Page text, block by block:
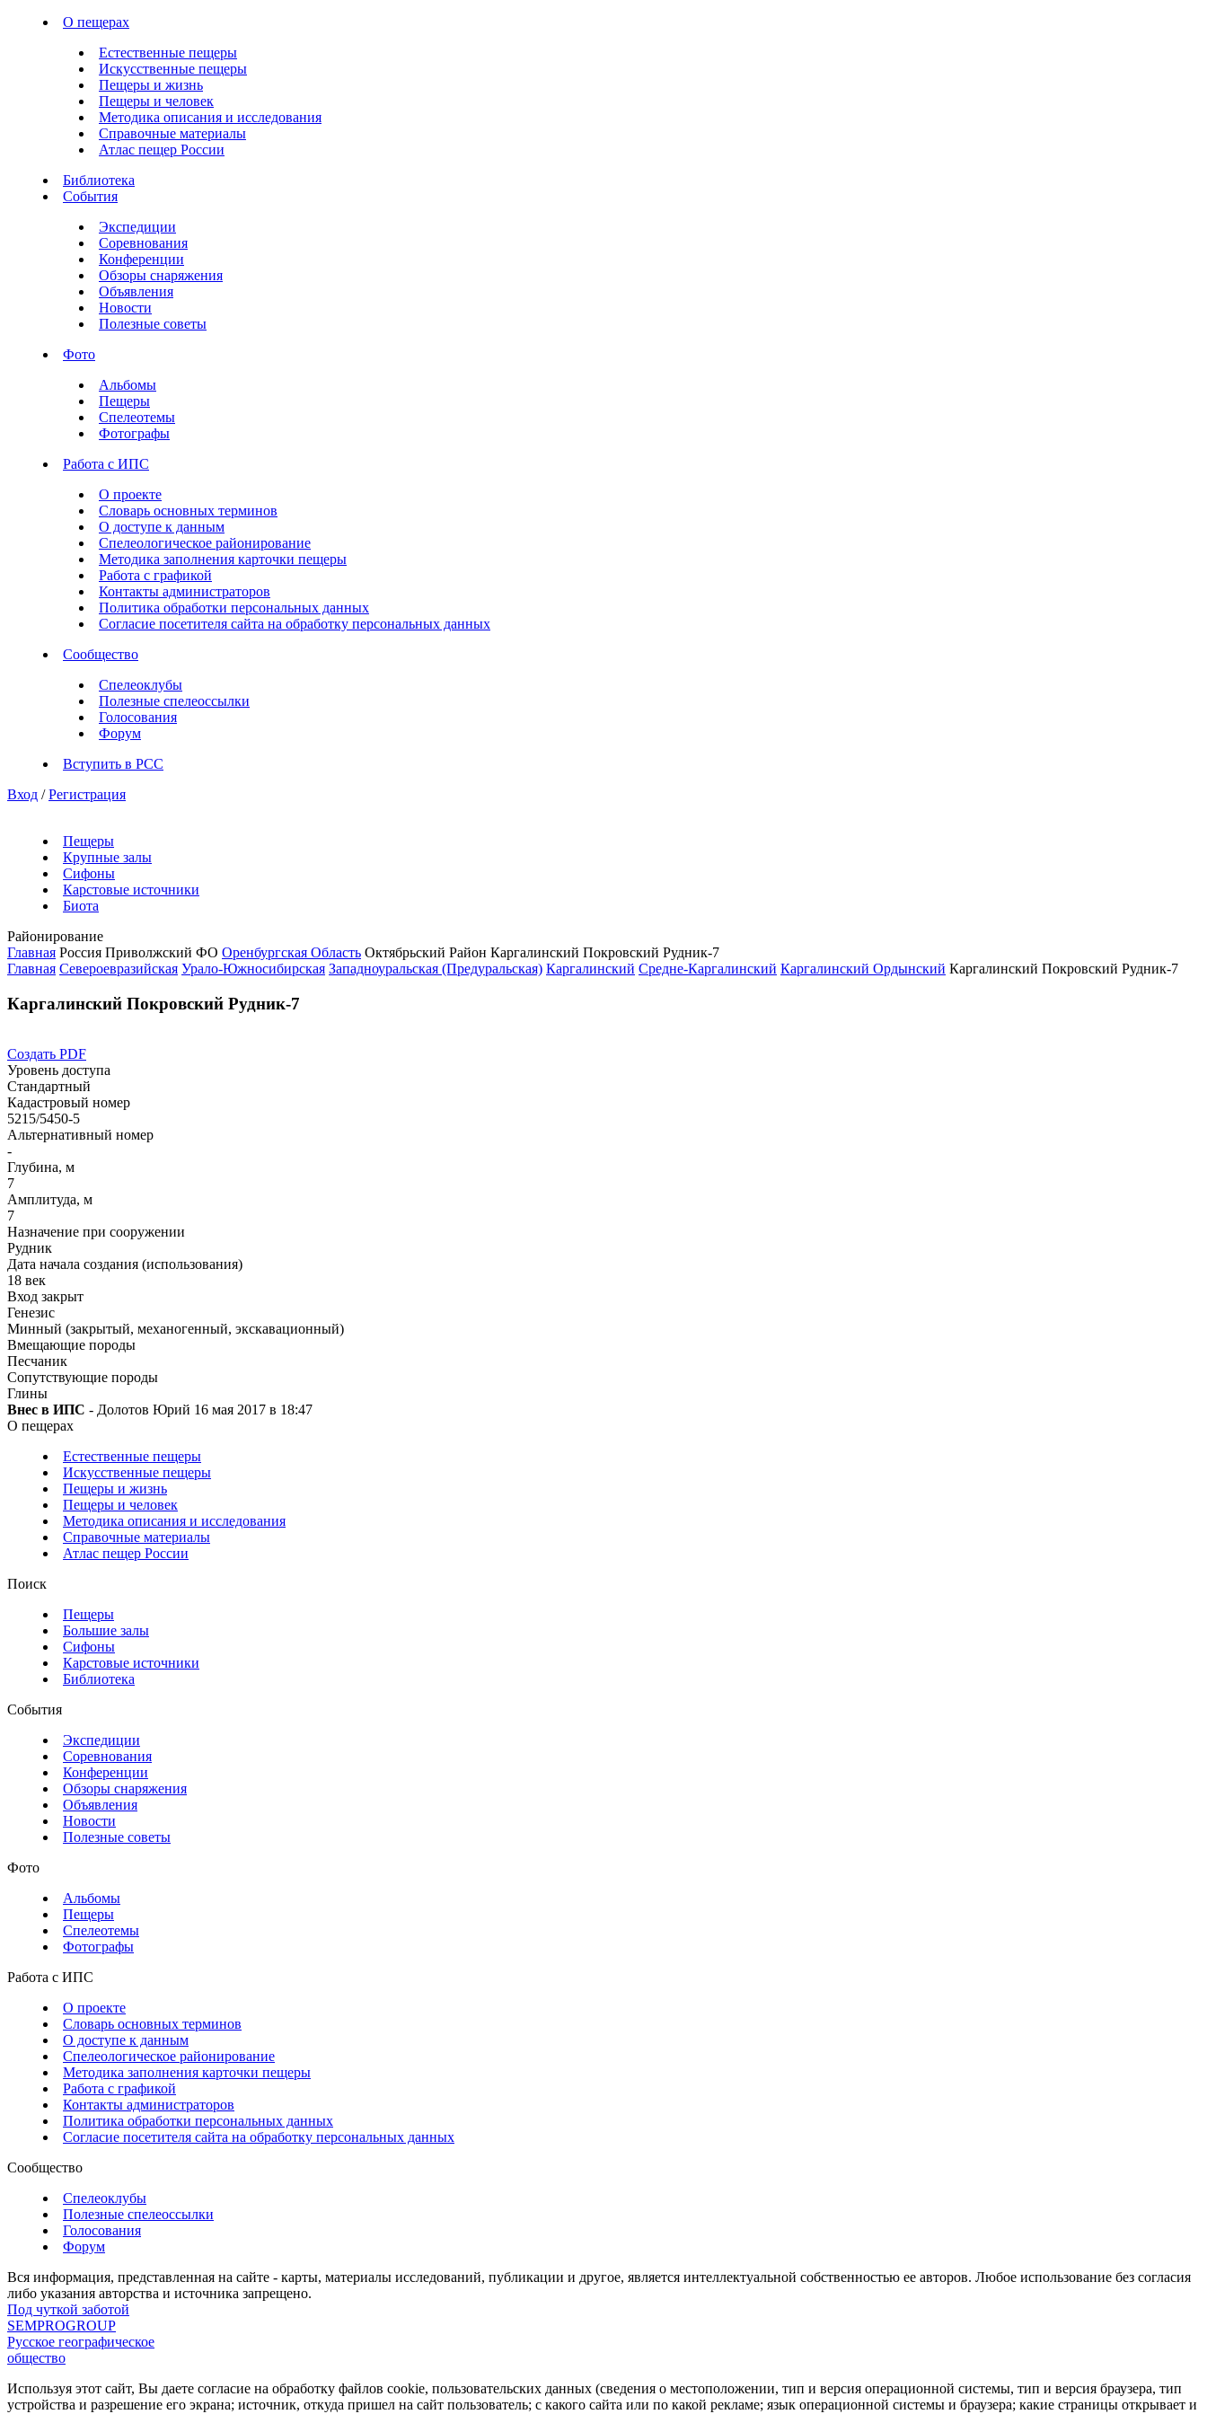
О пещерах
Естественные пещеры
Искусственные пещеры
Пещеры и жизнь
Пещеры и человек
Методика описания и исследования
Справочные материалы
Атлас пещер России
Библиотека
События
Экспедиции
Соревнования
Конференции
Обзоры снаряжения
Объявления
Новости
Полезные советы
Фото
Альбомы
Пещеры
Спелеотемы
Фотографы
Работа с ИПС
О проекте
Словарь основных терминов
О доступе к данным
Спелеологическое районирование
Методика заполнения карточки пещеры
Работа с графикой
Контакты администраторов
Политика обработки персональных данных
Согласие посетителя сайта на обработку персональных данных
Сообщество
Спелеоклубы
Полезные спелеоссылки
Голосования
Форум
Вступить в РСС
Вход / Регистрация
Пещеры
Крупные залы
Сифоны
Карстовые источники
Биота
Районирование
Главная Россия Приволжский ФО Оренбургская Область Октябрьский Район Каргалинский Покровский Рудник-7
Главная Североевразийская Урало-Южносибирская Западноуральская (Предуральская) Каргалинский Средне-Каргалинский Каргалинский Ордынский Каргалинский Покровский Рудник-7
Каргалинский Покровский Рудник-7
Создать PDF
Уровень доступа
Стандартный
Кадастровый номер
5215/5450-5
Альтернативный номер
-
Глубина, м
7
Амплитуда, м
7
Назначение при сооружении
Рудник
Дата начала создания (использования)
18 век
Вход закрыт
Генезис
Минный (закрытый, механогенный, экскавационный)
Вмещающие породы
Песчаник
Сопутствующие породы
Глины
Внес в ИПС - Долотов Юрий 16 мая 2017 в 18:47
О пещерах
Естественные пещеры
Искусственные пещеры
Пещеры и жизнь
Пещеры и человек
Методика описания и исследования
Справочные материалы
Атлас пещер России
Поиск
Пещеры
Большие залы
Сифоны
Карстовые источники
Библиотека
События
Экспедиции
Соревнования
Конференции
Обзоры снаряжения
Объявления
Новости
Полезные советы
Фото
Альбомы
Пещеры
Спелеотемы
Фотографы
Работа с ИПС
О проекте
Словарь основных терминов
О доступе к данным
Спелеологическое районирование
Методика заполнения карточки пещеры
Работа с графикой
Контакты администраторов
Политика обработки персональных данных
Согласие посетителя сайта на обработку персональных данных
Сообщество
Спелеоклубы
Полезные спелеоссылки
Голосования
Форум
Вся информация, представленная на сайте - карты, материалы исследований, публикации и другое, является интеллектуальной собственностью ее авторов. Любое использование без согласия
либо указания авторства и источника запрещено.
Под чуткой заботой
SEMPROGROUP
Русское географическое
общество
Используя этот сайт, Вы даете согласие на обработку файлов cookie, пользовательских данных (сведения о местоположении, тип и версия операционной системы, тип и версия браузера, тип
устройства и разрешение его экрана; источник, откуда пришел на сайт пользователь; с какого сайта или по какой рекламе; язык операционной системы и браузера; какие страницы открывает и